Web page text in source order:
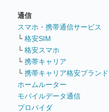
通信
スマホ・携帯通信サービス
└ 格安SIM
└ 格安スマホ
└ 携帯キャリア
└ 携帯キャリア格安ブランド
ホームルーター
モバイルデータ通信
プロバイダ